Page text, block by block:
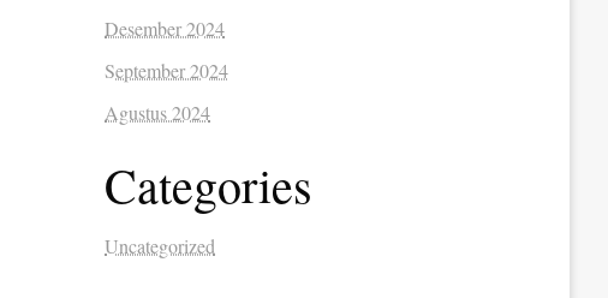
Desember 2024
September 2024
Agustus 2024
Categories
Uncategorized